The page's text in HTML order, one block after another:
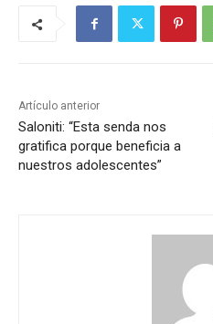
Artículo anterior
Saloniti: “Esta senda nos
gratifica porque beneficia a
nuestros adolescentes”